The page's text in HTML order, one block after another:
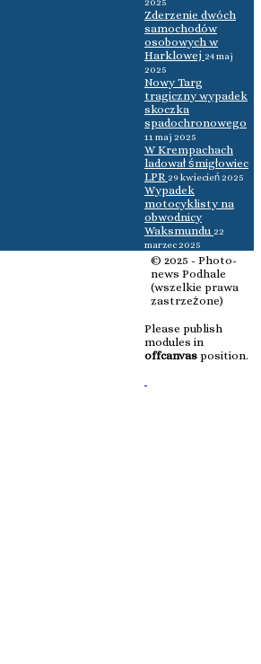
Zderzenie dwóch
samochodów
osobowych w
Harklowej 24 maj
2025
Nowy Targ
tragiczny wypadek
skoczka
spadochronowego
11 maj 2025
W Krempachach
ladował śmigłowiec
LPR 29 kwiecień 2025
Wypadek
motocyklisty na
obwodnicy
Waksmundu 22
marzec 2025
© 2025 - Photo-
news Podhale
(wszelkie prawa
zastrzeżone)
Please publish
modules in
offcanvas position.